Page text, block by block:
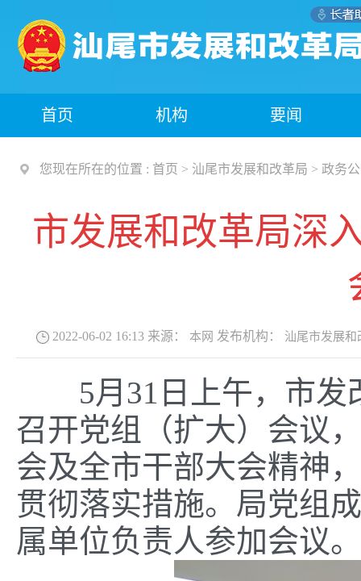
首页 机构 要闻
您现在所在的位置 : 首页 > 汕尾市发展和改革局 > 政务
市发展和改革局深
2022-06-02 16:13 来源： 本网 发布机构： 汕尾市发展和
5月31日上午，市发
召开党组（扩大）会议
会及全市干部大会精神
贯彻落实措施。局党组
属单位负责人参加会议。